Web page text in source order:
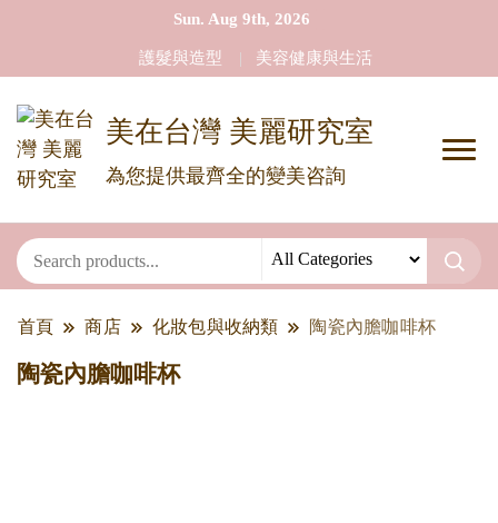
Sun. Aug 9th, 2026
護髮與造型 美容健康與生活
美在台灣 美麗研究室
為您提供最齊全的變美咨詢
首頁 商店 化妝包與收納類 陶瓷內膽咖啡杯
陶瓷內膽咖啡杯